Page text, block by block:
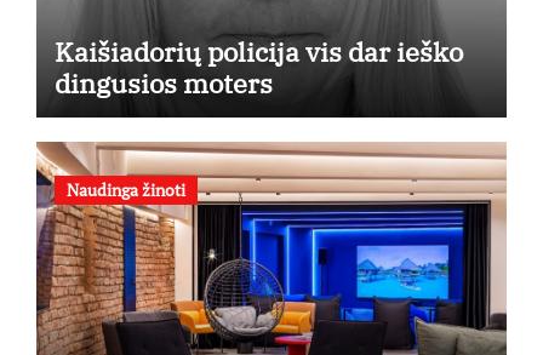
Kaišiadorių policija vis dar ieško
dingusios moters
Naudinga žinoti